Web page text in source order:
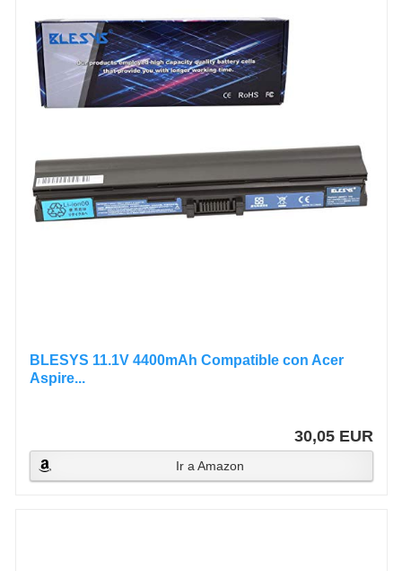
BLESYS 11.1V 4400mAh Compatible con Acer
Aspire...
30,05 EUR
Ir a Amazon